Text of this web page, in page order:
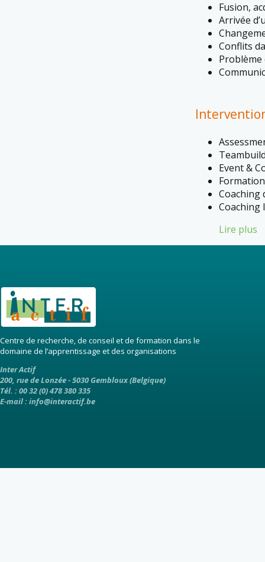
Fusion,
Arrivée
Conflits
Problème
Event &
Formation
Coaching
Coaching
Lire plus
Centre de recherche, de conseil et de formation dans le
domaine de l’apprentissage et des organisations
Inter Actif
200, rue de Lonzée - 5030 Gembloux (Belgique)
Tél. : 00 32 (0) 478 380 335
E-mail :info@interactif.be